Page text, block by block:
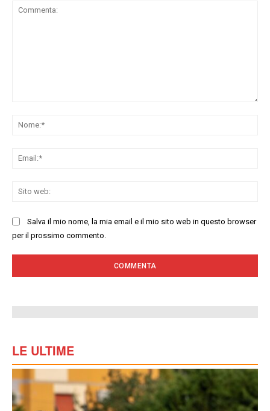
Salva il mio nome, la mia email e il mio sito web in questo browser
per il prossimo commento.
LE ULTIME